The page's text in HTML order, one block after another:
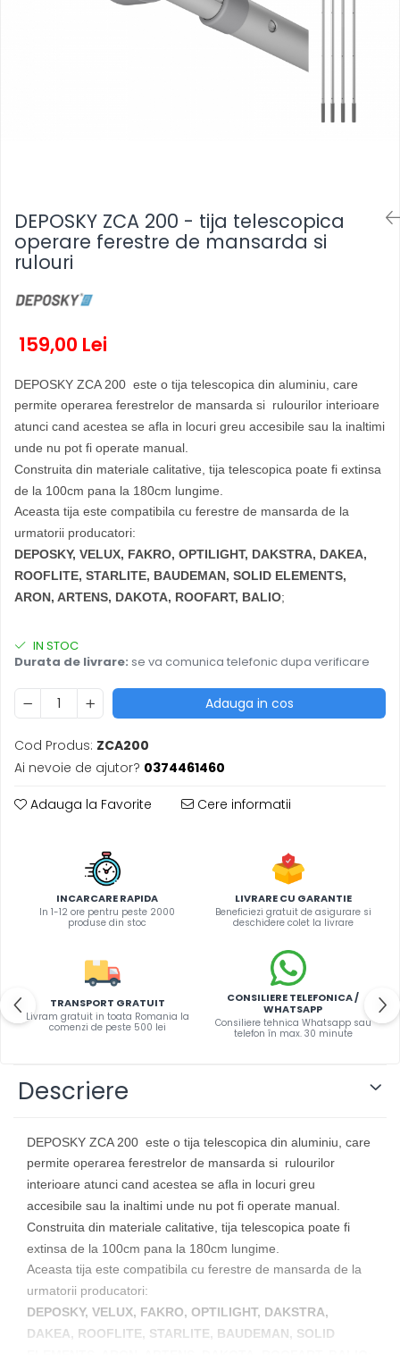
DEPOSKY ZCA 200 - tija telescopica
operare ferestre de mansarda si
rulouri
159,00 Lei
DEPOSKY ZCA 200 este o tija telescopica din aluminiu, care
permite operarea ferestrelor de mansarda si rulourilor interioare
atunci cand acestea se afla in locuri greu accesibile sau la inaltimi
unde nu pot fi operate manual.
Construita din materiale calitative, tija telescopica poate fi extinsa
de la 100cm pana la 180cm lungime.
Aceasta tija este compatibila cu ferestre de mansarda de la
urmatorii producatori:
DEPOSKY, VELUX, FAKRO, OPTILIGHT, DAKSTRA, DAKEA,
ROOFLITE, STARLITE, BAUDEMAN, SOLID ELEMENTS,
ARON, ARTENS, DAKOTA, ROOFART, BALIO;
IN STOC
Durata de livrare: se va comunica telefonic dupa verificare
Adauga in cos
Cod Produs: ZCA200
Ai nevoie de ajutor? 0374461460
Adauga la Favorite Cere informatii
INCARCARE RAPIDA
In 1-12 ore pentru peste 2000
produse din stoc
LIVRARE CU GARANTIE
Beneficiezi gratuit de asigurare si
deschidere colet la livrare
TRANSPORT GRATUIT
Livram gratuit in toata Romania la
comenzi de peste 500 lei
CONSILIERE TELEFONICA /
WHATSAPP
Consiliere tehnica Whatsapp sau
telefon în max. 30 minute
Descriere
DEPOSKY ZCA 200 este o tija telescopica din aluminiu, care
permite operarea ferestrelor de mansarda si rulourilor
interioare atunci cand acestea se afla in locuri greu
accesibile sau la inaltimi unde nu pot fi operate manual.
Construita din materiale calitative, tija telescopica poate fi
extinsa de la 100cm pana la 180cm lungime.
Aceasta tija este compatibila cu ferestre de mansarda de la
urmatorii producatori:
DEPOSKY, VELUX, FAKRO, OPTILIGHT, DAKSTRA,
DAKEA, ROOFLITE, STARLITE, BAUDEMAN, SOLID